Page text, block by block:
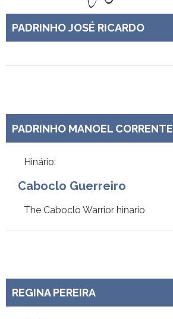
PADRINHO JOSÉ RICARDO
PADRINHO MANOEL CORRENTE
Hinário:
Caboclo Guerreiro
The Caboclo Warrior hinario
REGINA PEREIRA